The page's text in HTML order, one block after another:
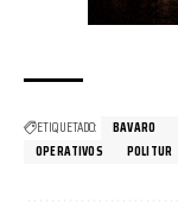
ETIQUETADO: BAVARO
OPERATIVOS
POLITUR